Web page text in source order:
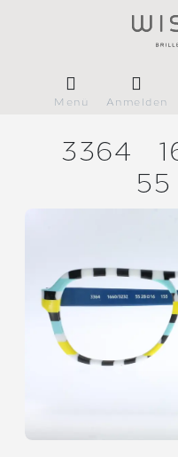
Menü Anmelden
3364
55